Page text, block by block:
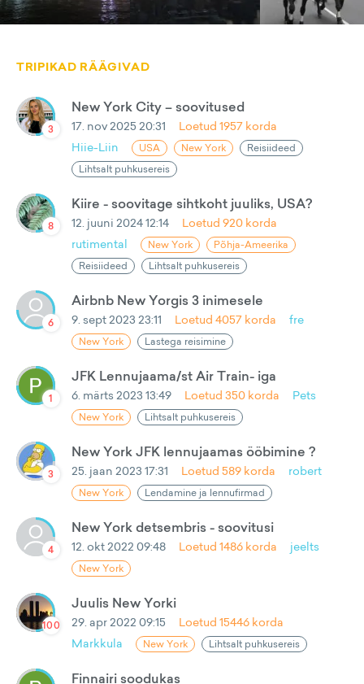
TRIPIKAD RÄÄGIVAD
3
New York City – soovitused
17. nov 2025 20:31 Loetud 1957 korda
Hiie-Liin
USA New York
Reisiideed
Lihtsalt puhkusereis
8
Kiire - soovitage sihtkoht juuliks, USA?
12. juuni 2024 12:14 Loetud 920 korda
rutimental
New York
Põhja-Ameerika
Reisiideed
Lihtsalt puhkusereis
6
Airbnb New Yorgis 3 inimesele
9. sept 2023 23:11 Loetud 4057 korda fre
New York Lastega reisimine
1
JFK Lennujaama/st Air Train- iga
6. märts 2023 13:49 Loetud 350 korda Pets
New York Lihtsalt puhkusereis
3
New York JFK lennujaamas ööbimine ?
25. jaan 2023 17:31 Loetud 589 korda robert
New York Lendamine ja lennufirmad
4
New York detsembris - soovitusi
12. okt 2022 09:48 Loetud 1486 korda jeelts
New York
100
Juulis New Yorki
29. apr 2022 09:15 Loetud 15446 korda
Markkula
New York Lihtsalt puhkusereis
Finnairi soodukas